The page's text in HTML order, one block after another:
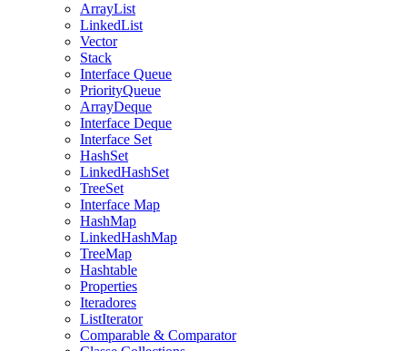
ArrayList
LinkedList
Vector
Stack
Interface Queue
PriorityQueue
ArrayDeque
Interface Deque
Interface Set
HashSet
LinkedHashSet
TreeSet
Interface Map
HashMap
LinkedHashMap
TreeMap
Hashtable
Properties
Iteradores
ListIterator
Comparable & Comparator